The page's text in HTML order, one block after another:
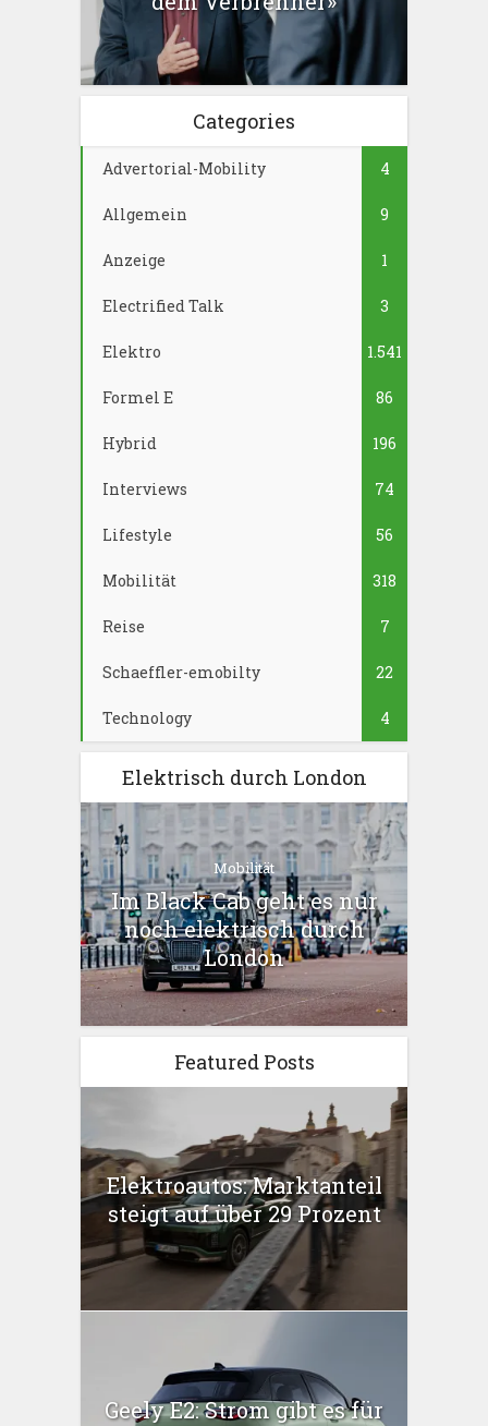
Categories
Advertorial-Mobility 4
Allgemein 9
Anzeige 1
Electrified Talk 3
Elektro 1.541
Formel E 86
Hybrid 196
Interviews 74
Lifestyle 56
Mobilität 318
Reise 7
Schaeffler-emobilty 22
Technology 4
Elektrisch durch London
Mobilität
Im Black Cab geht es nur
noch elektrisch durch
London
Featured Posts
Elektroautos: Marktanteil
steigt auf über 29 Prozent
Geely E2: Strom gibt es für